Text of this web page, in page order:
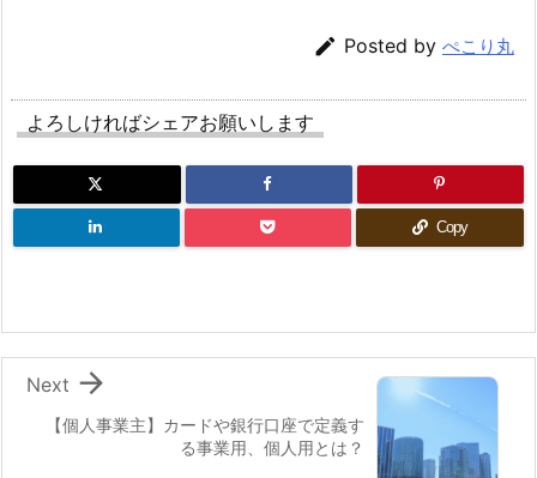
 Posted by ぺこり丸
よろしければシェアお願いします
Copy
【個人事業主】カードや銀行口座で定義す
る事業用、個人用とは？

Next